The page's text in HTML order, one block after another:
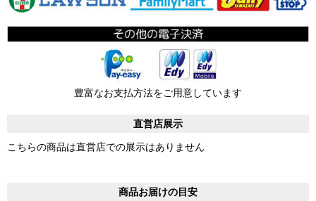
豊富なお支払方法をご用意しています
直営店展示
こちらの商品は直営店での展示はありません
商品お届けの目安